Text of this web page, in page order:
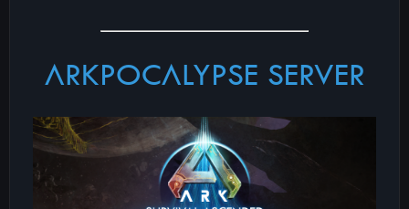
ARKPOCALYPSE SERVER